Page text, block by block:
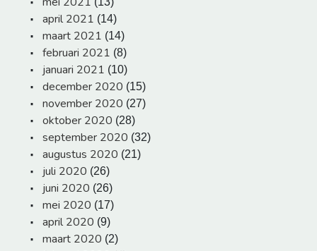
april 2021 (14)
maart 2021 (14)
februari 2021 (8)
januari 2021 (10)
december 2020 (15)
november 2020 (27)
oktober 2020 (28)
september 2020 (32)
augustus 2020 (21)
juli 2020 (26)
juni 2020 (26)
mei 2020 (17)
april 2020 (9)
maart 2020 (2)